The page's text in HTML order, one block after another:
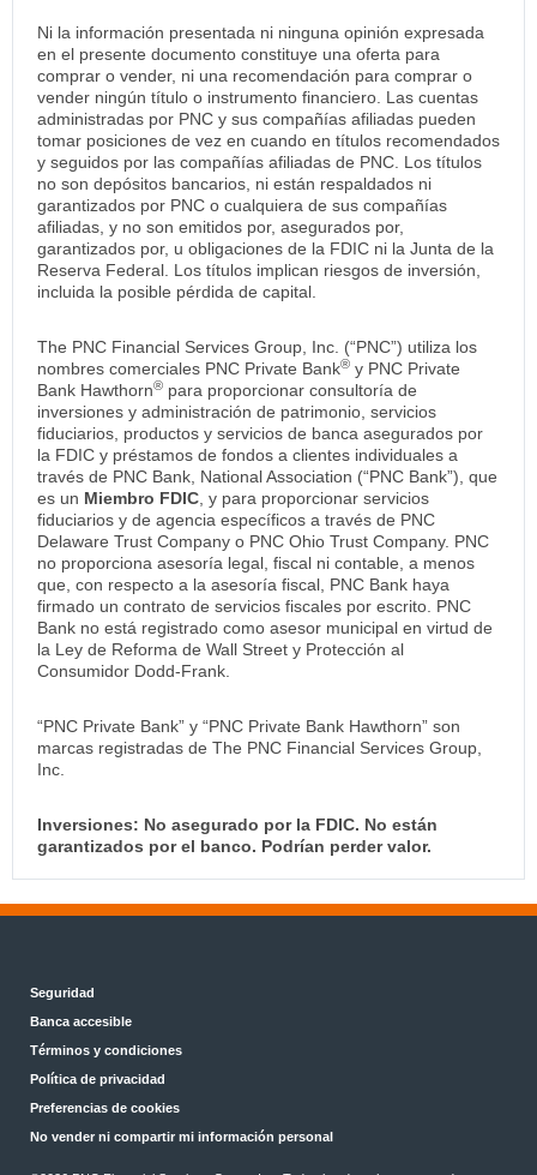
Ni la información presentada ni ninguna opinión expresada
en el presente documento constituye una oferta para
comprar o vender, ni una recomendación para comprar o
vender ningún título o instrumento financiero. Las cuentas
administradas por PNC y sus compañías afiliadas pueden
tomar posiciones de vez en cuando en títulos recomendados
y seguidos por las compañías afiliadas de PNC. Los títulos
no son depósitos bancarios, ni están respaldados ni
garantizados por PNC o cualquiera de sus compañías
afiliadas, y no son emitidos por, asegurados por,
garantizados por, u obligaciones de la FDIC ni la Junta de la
Reserva Federal. Los títulos implican riesgos de inversión,
incluida la posible pérdida de capital.
The PNC Financial Services Group, Inc. (“PNC”) utiliza los
nombres comerciales PNC Private Bank® y PNC Private
Bank Hawthorn® para proporcionar consultoría de
inversiones y administración de patrimonio, servicios
fiduciarios, productos y servicios de banca asegurados por
la FDIC y préstamos de fondos a clientes individuales a
través de PNC Bank, National Association (“PNC Bank”), que
es un Miembro FDIC , y para proporcionar servicios
fiduciarios y de agencia específicos a través de PNC
Delaware Trust Company o PNC Ohio Trust Company. PNC
no proporciona asesoría legal, fiscal ni contable, a menos
que, con respecto a la asesoría fiscal, PNC Bank haya
firmado un contrato de servicios fiscales por escrito. PNC
Bank no está registrado como asesor municipal en virtud de
la Ley de Reforma de Wall Street y Protección al
Consumidor Dodd-Frank.
“PNC Private Bank” y “PNC Private Bank Hawthorn” son
marcas registradas de The PNC Financial Services Group,
Inc.
Inversiones: No asegurado por la FDIC. No están
garantizados por el banco. Podrían perder valor.
Seguridad
Banca accesible
Términos y condiciones
Política de privacidad
Preferencias de cookies
No vender ni compartir mi información personal